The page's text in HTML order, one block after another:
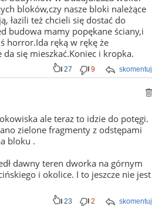
bloków,czy nasze bloki należące
łazili też chcieli się dostać do
budowa mamy popękane ściany,i
horror.Ida ręką w rękę że
się mieszkać.Koniec i kropka.
skomentuj
27 9
ale teraz to idzie do potęgi.
zielone fragmenty z odstępami
bloku .
dawny teren dworka na górnym
i okolice. I to jeszcze nie jest
skomentuj
23 2